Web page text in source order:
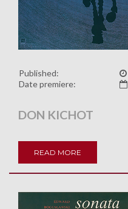
Published:
Date premiere:
DON KICHOT
READ MORE